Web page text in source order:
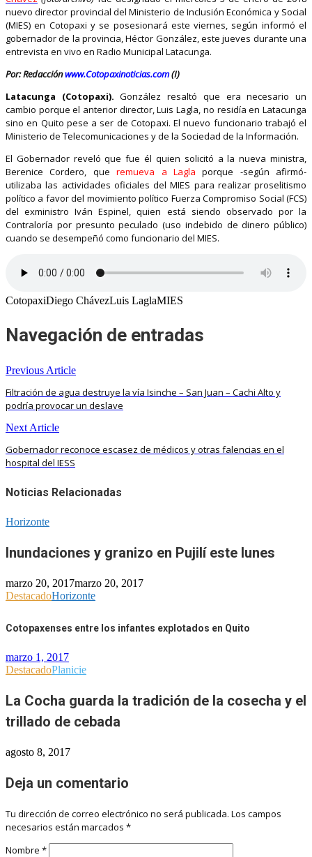
nuevo director provincial del Ministerio de Inclusión Económica y Social
(MIES) en Cotopaxi y se posesionará este viernes, según informó el
gobernador de la provincia, Héctor González, este jueves durante una
entrevista en vivo en Radio Municipal Latacunga.
Por: Redacciónwww.Cotopaxinoticias.com(I)
Latacunga (Cotopaxi). González resaltó que era necesario un
cambio porque el anterior director, Luis Lagla, no residía en Latacunga
sino en Quito pese a ser de Cotopaxi. El nuevo funcionario trabajó el
Ministerio de Telecomunicaciones y de la Sociedad de la Información.
El Gobernador reveló que fue él quien solicitó a la nueva ministra,
Berenice Cordero, queremueva a Lagla porque -según afirmó-
utilizaba las actividades oficiales del MIES para realizar proselitismo
político a favor del movimiento político Fuerza Compromiso Social (FCS)
del exministro Iván Espinel, quien está siendo observado por la
Contraloría por presunto peculado (uso indebido de dinero público)
cuando se desempeñó como funcionario del MIES.
CotopaxiDiego ChávezLuis LaglaMIES
Navegación de entradas
Previous Article
Filtración de agua destruye la vía Isinche – San Juan – Cachi Alto y
podría provocar un deslave
Next Article
Gobernador reconoce escasez de médicos y otras falencias en el
hospital del IESS
Noticias Relacionadas
Horizonte
Inundaciones y granizo en Pujilí este lunes
marzo 20, 2017marzo 20, 2017
DestacadoHorizonte
Cotopaxenses entre los infantes explotados en Quito
marzo 1, 2017
DestacadoPlanicie
La Cocha guarda la tradición de la cosecha y el
trillado de cebada
agosto 8, 2017
Deja un comentario
Tu dirección de correo electrónico no será publicada. Los campos
necesarios están marcados *
Nombre *